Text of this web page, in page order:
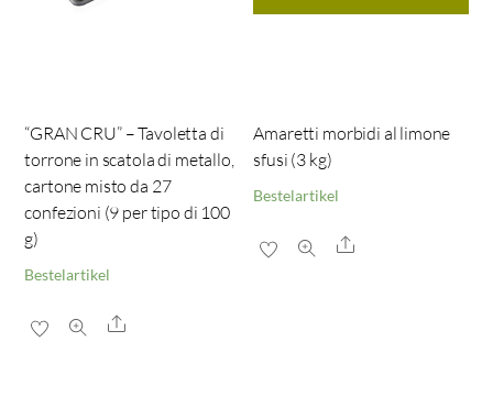
“GRAN CRU” – Tavoletta di
torrone in scatola di metallo,
cartone misto da 27
confezioni (9 per tipo di 100
g)
Bestelartikel
Share
Amaretti morbidi al limone
sfusi (3 kg)
Bestelartikel
Share